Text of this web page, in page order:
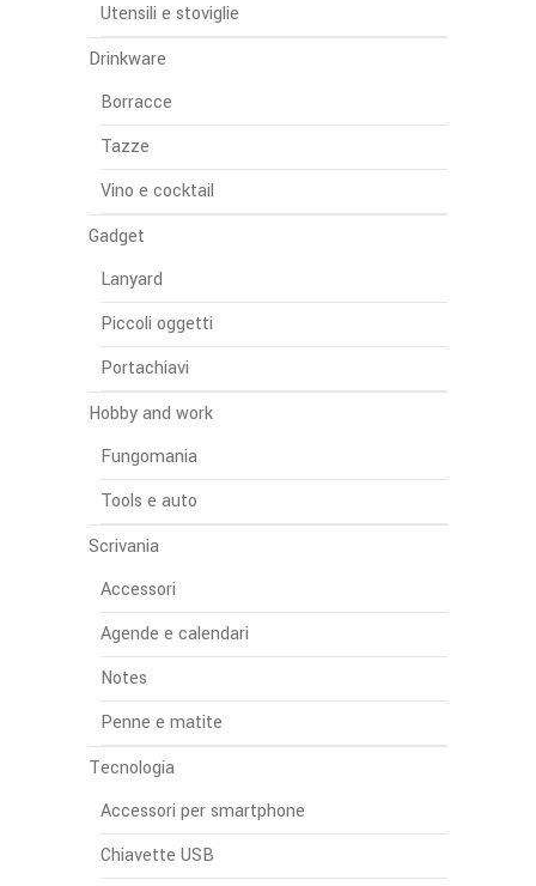
Utensili e stoviglie
Drinkware
Borracce
Tazze
Vino e cocktail
Gadget
Lanyard
Piccoli oggetti
Portachiavi
Hobby and work
Fungomania
Tools e auto
Scrivania
Accessori
Agende e calendari
Notes
Penne e matite
Tecnologia
Accessori per smartphone
Chiavette USB